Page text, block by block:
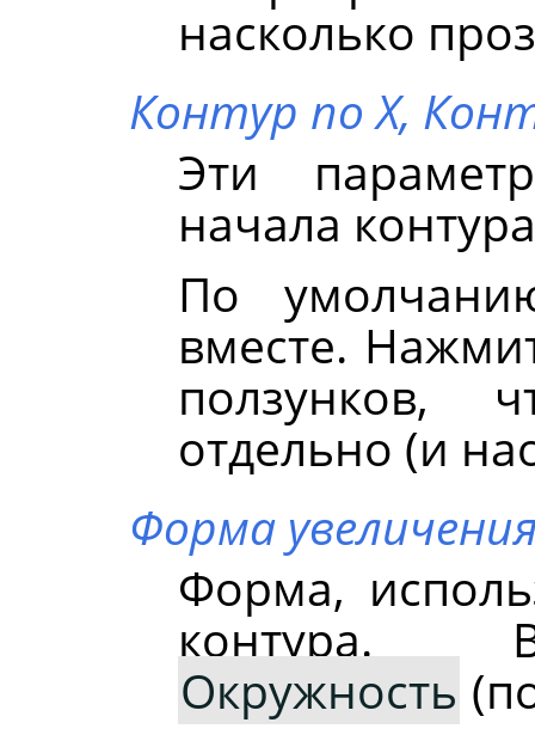
насколько
Контур по X,
Эти
начала
По
вместе.
ползунков,
отдельно (и
Форма
Форма,
контура.
Окружность